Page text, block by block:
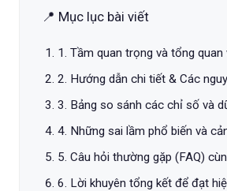
📍 Mục lục bài viết
1. Tầm quan trọng và tổng quan
2. Hướng dẫn chi tiết & Các
3. Bảng so sánh các chỉ số và
4. Những sai lầm phổ biến và
5. Câu hỏi thường gặp (FAQ)
6. Lời khuyên tổng kết để đạt